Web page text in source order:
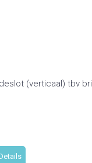
(verticaal) tbv